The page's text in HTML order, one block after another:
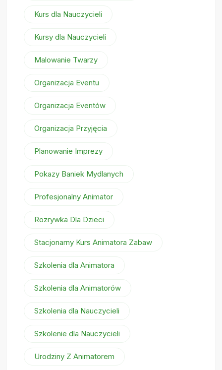
Kurs dla Nauczycieli
Kursy dla Nauczycieli
Malowanie Twarzy
Organizacja Eventu
Organizacja Eventów
Organizacja Przyjęcia
Planowanie Imprezy
Pokazy Baniek Mydlanych
Profesjonalny Animator
Rozrywka Dla Dzieci
Stacjonarny Kurs Animatora Zabaw
Szkolenia dla Animatora
Szkolenia dla Animatorów
Szkolenia dla Nauczycieli
Szkolenie dla Nauczycieli
Urodziny Z Animatorem